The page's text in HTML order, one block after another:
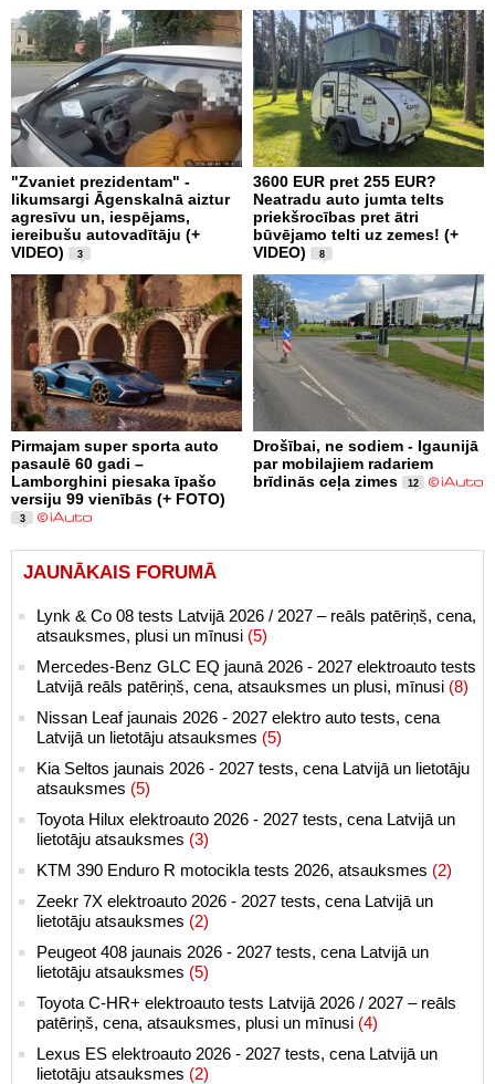
"Zvaniet prezidentam" -
likumsargi Āgenskalnā aiztur
agresīvu un, iespējams,
iereibušu autovadītāju (+
VIDEO)
3
3600 EUR pret 255 EUR?
Neatradu auto jumta telts
priekšrocības pret ātri
būvējamo telti uz zemes! (+
VIDEO)
8
Pirmajam super sporta auto
pasaulē 60 gadi –
Lamborghini piesaka īpašo
versiju 99 vienībās (+ FOTO)
3
Drošībai, ne sodiem - Igaunijā
par mobilajiem radariem
brīdinās ceļa zimes
12
JAUNĀKAIS FORUMĀ
Lynk & Co 08 tests Latvijā 2026 / 2027 – reāls patēriņš, cena,
atsauksmes, plusi un mīnusi (5)
Mercedes-Benz GLC EQ jaunā 2026 - 2027 elektroauto tests
Latvijā reāls patēriņš, cena, atsauksmes un plusi, mīnusi (8)
Nissan Leaf jaunais 2026 - 2027 elektro auto tests, cena
Latvijā un lietotāju atsauksmes (5)
Kia Seltos jaunais 2026 - 2027 tests, cena Latvijā un lietotāju
atsauksmes (5)
Toyota Hilux elektroauto 2026 - 2027 tests, cena Latvijā un
lietotāju atsauksmes (3)
KTM 390 Enduro R motocikla tests 2026, atsauksmes (2)
Zeekr 7X elektroauto 2026 - 2027 tests, cena Latvijā un
lietotāju atsauksmes (2)
Peugeot 408 jaunais 2026 - 2027 tests, cena Latvijā un
lietotāju atsauksmes (5)
Toyota C-HR+ elektroauto tests Latvijā 2026 / 2027 – reāls
patēriņš, cena, atsauksmes, plusi un mīnusi (4)
Lexus ES elektroauto 2026 - 2027 tests, cena Latvijā un
lietotāju atsauksmes (2)